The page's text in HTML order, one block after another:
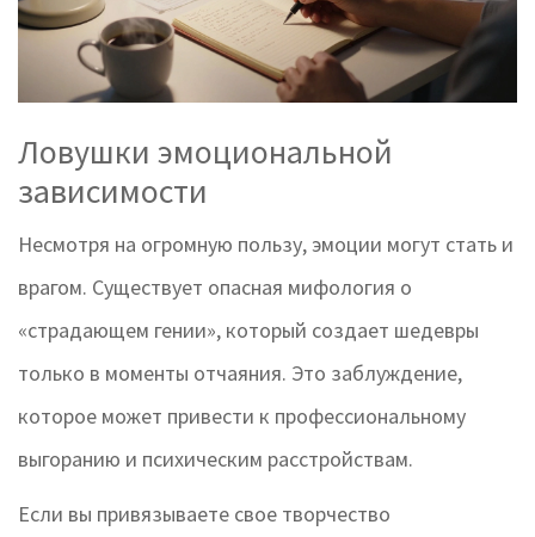
Ловушки эмоциональной
зависимости
Несмотря на огромную пользу, эмоции могут стать и
врагом. Существует опасная мифология о
«страдающем гении», который создает шедевры
только в моменты отчаяния. Это заблуждение,
которое может привести к профессиональному
выгоранию и психическим расстройствам.
Если вы привязываете свое творчество